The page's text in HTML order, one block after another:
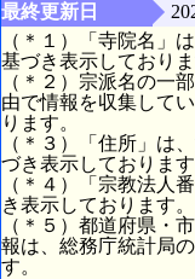
最終更新日
（＊１）「寺院名」
基づき表示しておりま
（＊２）宗派名の一
由で情報を収集して
ります。
（＊３）「住所」は
づき表示しております
（＊４）「宗教法人
き表示しております。
（＊５）都道府県・
報は、総務庁統計局
す。